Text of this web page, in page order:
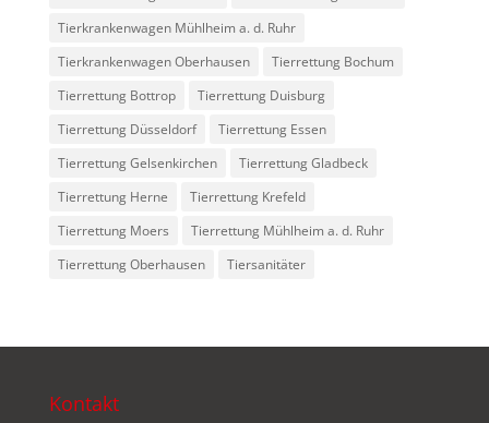
Tierkrankenwagen Mühlheim a. d. Ruhr
Tierkrankenwagen Oberhausen
Tierrettung Bochum
Tierrettung Bottrop
Tierrettung Duisburg
Tierrettung Düsseldorf
Tierrettung Essen
Tierrettung Gelsenkirchen
Tierrettung Gladbeck
Tierrettung Herne
Tierrettung Krefeld
Tierrettung Moers
Tierrettung Mühlheim a. d. Ruhr
Tierrettung Oberhausen
Tiersanitäter
Kontakt